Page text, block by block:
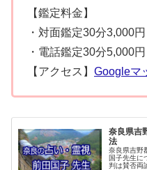
【鑑定料金】
・対面鑑定30分3,000円
・電話鑑定30分5,000円
【アクセス】 Googleマ
奈良県吉
法
奈良県吉野
国子先生に
判は賛否両